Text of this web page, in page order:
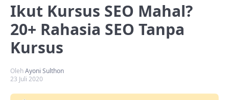
Ikut Kursus SEO Mahal?
20+ Rahasia SEO Tanpa
Kursus
OlehAyoni Sulthon
23 Juli 2020